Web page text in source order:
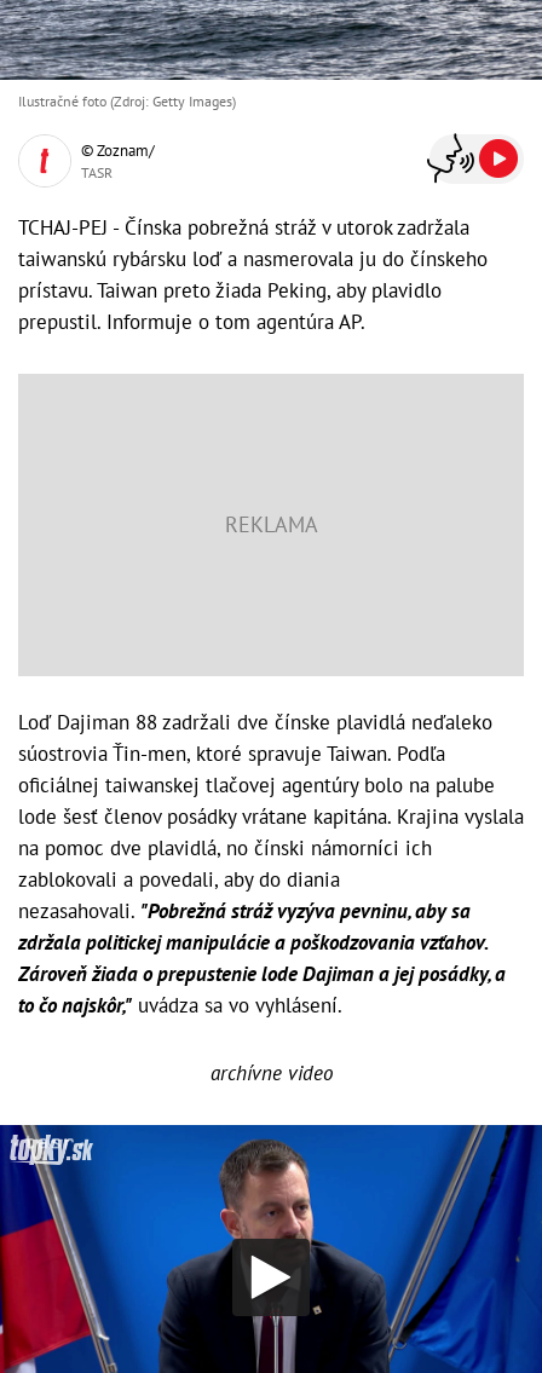
Ilustračné foto (Zdroj: Getty Images)
© Zoznam/
TASR
TCHAJ-PEJ - Čínska pobrežná stráž v utorok zadržala
taiwanskú rybársku loď a nasmerovala ju do čínskeho
prístavu. Taiwan preto žiada Peking, aby plavidlo
prepustil. Informuje o tom agentúra AP.
Loď Dajiman 88 zadržali dve čínske plavidlá neďaleko
súostrovia Ťin-men, ktoré spravuje Taiwan. Podľa
oficiálnej taiwanskej tlačovej agentúry bolo na palube
lode šesť členov posádky vrátane kapitána. Krajina vyslala
na pomoc dve plavidlá, no čínski námorníci ich
zablokovali a povedali, aby do diania
nezasahovali. "Pobrežná stráž vyzýva pevninu, aby sa
zdržala politickej manipulácie a poškodzovania vzťahov.
Zároveň žiada o prepustenie lode Dajiman a jej posádky, a
to čo najskôr," uvádza sa vo vyhlásení.
archívne video